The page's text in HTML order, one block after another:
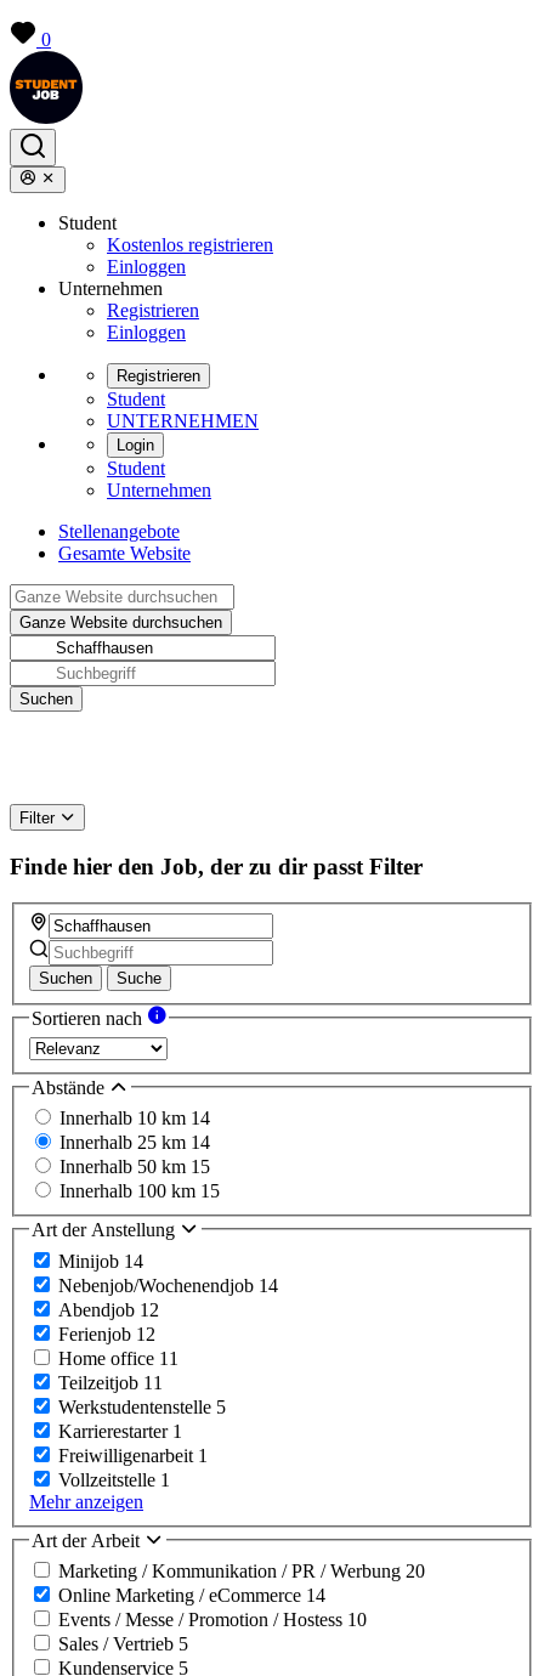
0
Student
Kostenlos registrieren
Einloggen
Unternehmen
Registrieren
Einloggen
Registrieren
Student
UNTERNEHMEN
Login
Student
Unternehmen
Stellenangebote
Gesamte Website
Filter
Finde hier den Job, der zu dir passt Filter
Suchen Suche
Sortieren nach
Abstände
Innerhalb 10 km 14
Innerhalb 25 km 14
Innerhalb 50 km 15
Innerhalb 100 km 15
Art der Anstellung
Minijob 14
Nebenjob/Wochenendjob 14
Abendjob 12
Ferienjob 12
Home office 11
Teilzeitjob 11
Werkstudentenstelle 5
Karrierestarter 1
Freiwilligenarbeit 1
Vollzeitstelle 1
Mehr anzeigen
Art der Arbeit
Marketing / Kommunikation / PR / Werbung 20
Online Marketing / eCommerce 14
Events / Messe / Promotion / Hostess 10
Sales / Vertrieb 5
Kundenservice 5